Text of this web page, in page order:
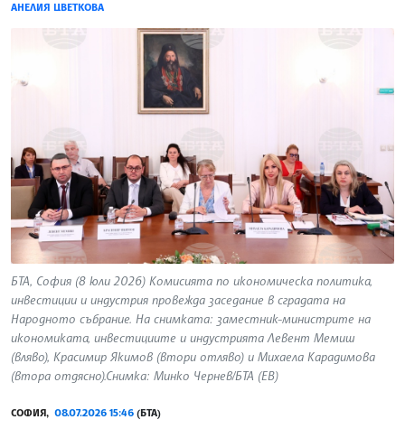
АНЕЛИЯ ЦВЕТКОВА
БТА, София (8 юли 2026) Комисията по икономическа политика,
инвестиции и индустрия провежда заседание в сградата на
Народното събрание. На снимката: заместник-министрите на
икономиката, инвестициите и индустрията Левент Мемиш
(вляво), Красимир Якимов (втори отляво) и Михаела Карадимова
(втора отдясно).Снимка: Минко Чернев/БТА (ЕВ)
СОФИЯ, 08.07.2026 15:46 (БТА)